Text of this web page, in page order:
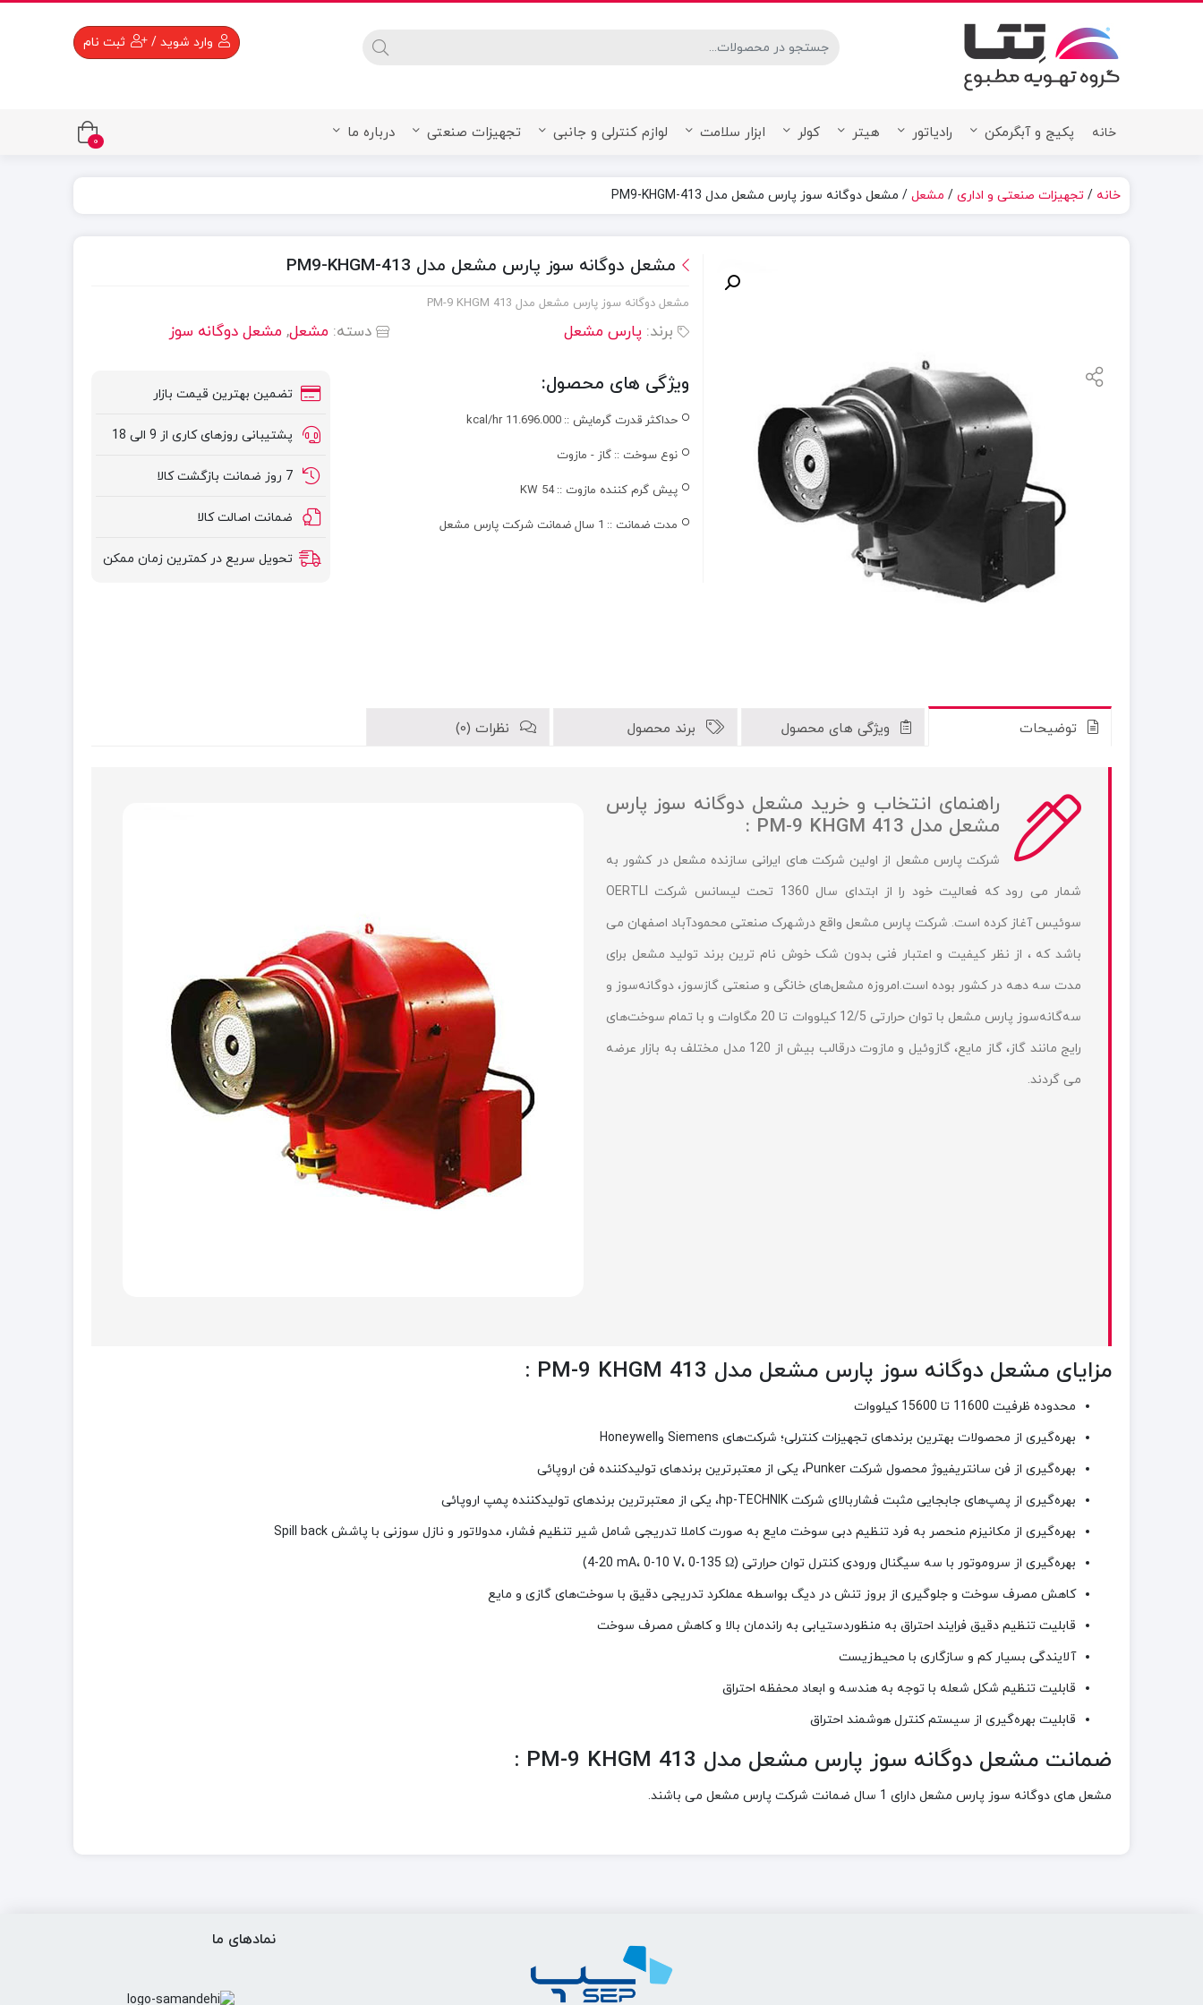
available use up and down arrows to review and enter to go to the desired page. Touch device users, explore by touch or with swipe gestures.
وارد شوید / ثبت نام
خانه پکیج و آبگرمکن رادیاتور هیتر کولر ابزار سلامت لوازم کنترلی و جانبی تجهیزات صنعتی درباره ما 0
خانه / تجهیزات صنعتی و اداری / مشعل / مشعل دوگانه سوز پارس مشعل مدل PM9-KHGM-413
مشعل دوگانه سوز پارس مشعل مدل PM9-KHGM-413
مشعل دوگانه سوز پارس مشعل مدل PM-9 KHGM 413
برند: پارس مشعل دسته: مشعل, مشعل دوگانه سوز
ویژگی های محصول:
حداکثر قدرت گرمایش :: kcal/hr 11.696.000
نوع سوخت :: گاز - مازوت
پیش گرم کننده مازوت :: KW 54
مدت ضمانت :: 1 سال ضمانت شرکت پارس مشعل
تضمین بهترین قیمت بازار
پشتیبانی روزهای کاری از 9 الی 18
7 روز ضمانت بازگشت کالا
ضمانت اصالت کالا
تحویل سریع در کمترین زمان ممکن
توضیحات ویژگی های محصول برند محصول نظرات (0)
راهنمای انتخاب و خرید مشعل دوگانه سوز پارس
مشعل مدل PM-9 KHGM 413 :
شرکت پارس مشعل از اولین شرکت های ایرانی سازنده مشعل در کشور به
شمار می رود که فعالیت خود را از ابتدای سال 1360 تحت لیسانس شرکت OERTLI
سوئیس آغاز کرده است. شرکت پارس مشعل واقع درشهرک صنعتی محمودآباد اصفهان می
باشد که ، از نظر کیفیت و اعتبار فنی بدون شک خوش نام ترین برند تولید مشعل برای
مدت سه دهه در کشور بوده است.امروزه مشعل‌های خانگی و صنعتی گازسوز، دو‌گانه‌سوز و
سه‌گانه‌سوز پارس مشعل با توان حرارتی 12/5 کیلووات تا 20 مگاوات و با تمام سوخت‌های
رایج مانند گاز، گاز مایع، گازوئیل و مازوت درقالب بیش از 120 مدل مختلف به بازار عرضه
می‌ گردند.
مزایای مشعل دوگانه سوز پارس مشعل مدل PM-9 KHGM 413 :
محدوده ظرفیت 11600 تا 15600 کیلووات
بهره‌گیری از محصولات بهترین برندهای تجهیزات کنترلی؛ شرکت‌های Siemens وHoneywell
بهره‌گیری از فن سانتریفیوژ محصول شرکت Punker، یکی از معتبرترین برندهای تولیدکننده فن اروپائی
بهره‌گیری از پمپ‌های جابجایی مثبت فشاربالای شرکت hp-TECHNIK، یکی از معتبرترین برندهای تولیدکننده پمپ اروپائی
بهره‌گیری از مکانیزم منحصر به فرد تنظیم دبی سوخت مایع به صورت کاملا تدریجی شامل شیر تنظیم فشار، مدولاتور و نازل سوزنی با پاشش Spill back
بهره‌گیری از سروموتور با سه سیگنال ورودی کنترل توان حرارتی 0-135 Ω) ،0-10 V ،(4-20 mA
کاهش مصرف سوخت و جلوگیری از بروز تنش در دیگ بواسطه عملکرد تدریجی دقیق با سوخت‌های گازی و مایع
قابلیت تنظیم دقیق فرایند احتراق به منظوردستیابی به راندمان بالا و کاهش مصرف سوخت
آلایندگی بسیار کم و سازگاری با محیط‌زیست
قابلیت تنظیم شکل شعله با توجه به هندسه و ابعاد محفظه احتراق
قابلیت بهره‌گیری از سیستم کنترل هوشمند احتراق
ضمانت مشعل دوگانه سوز پارس مشعل مدل PM-9 KHGM 413 :
مشعل های دوگانه سوز پارس مشعل دارای 1 سال ضمانت شرکت پارس مشعل می باشند.
نمادهای ما